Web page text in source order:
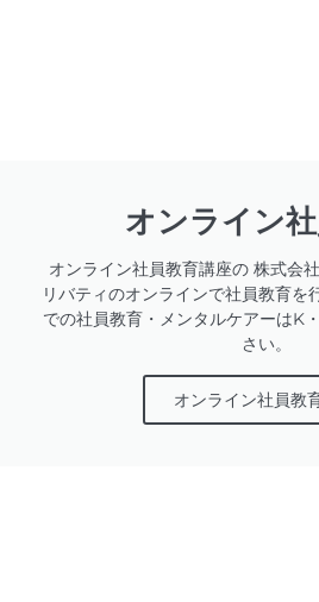
オンライン
オンライン社員教育講座の 株式会
リバティのオンラインで社員教育を
での社員教育・メンタルケアーはK
さい。
オンライン社員教